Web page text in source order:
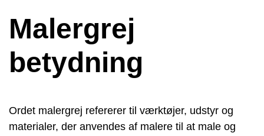
Malergrej
betydning
Ordet malergrej refererer til værktøjer, udstyr og
materialer, der anvendes af malere til at male og